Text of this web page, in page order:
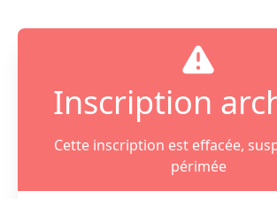
Inscription
Cette inscription est effacée,
périmée